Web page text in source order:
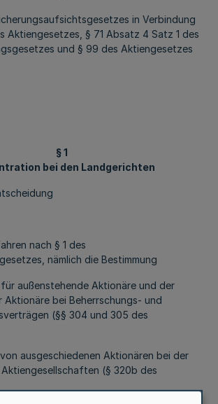
in Verbindung
Aktiengesetzes, § 71 Absatz 4 Satz 1 des
und § 99 des Aktiengesetzes
§ 1
bei den Landgerichten
nach § 1 des
nämlich die Bestimmung
außenstehende Aktionäre und der
bei Beherrschungs- und
(§§ 304 und 305 des
ausgeschiedenen Aktionären bei der
(§ 320b des